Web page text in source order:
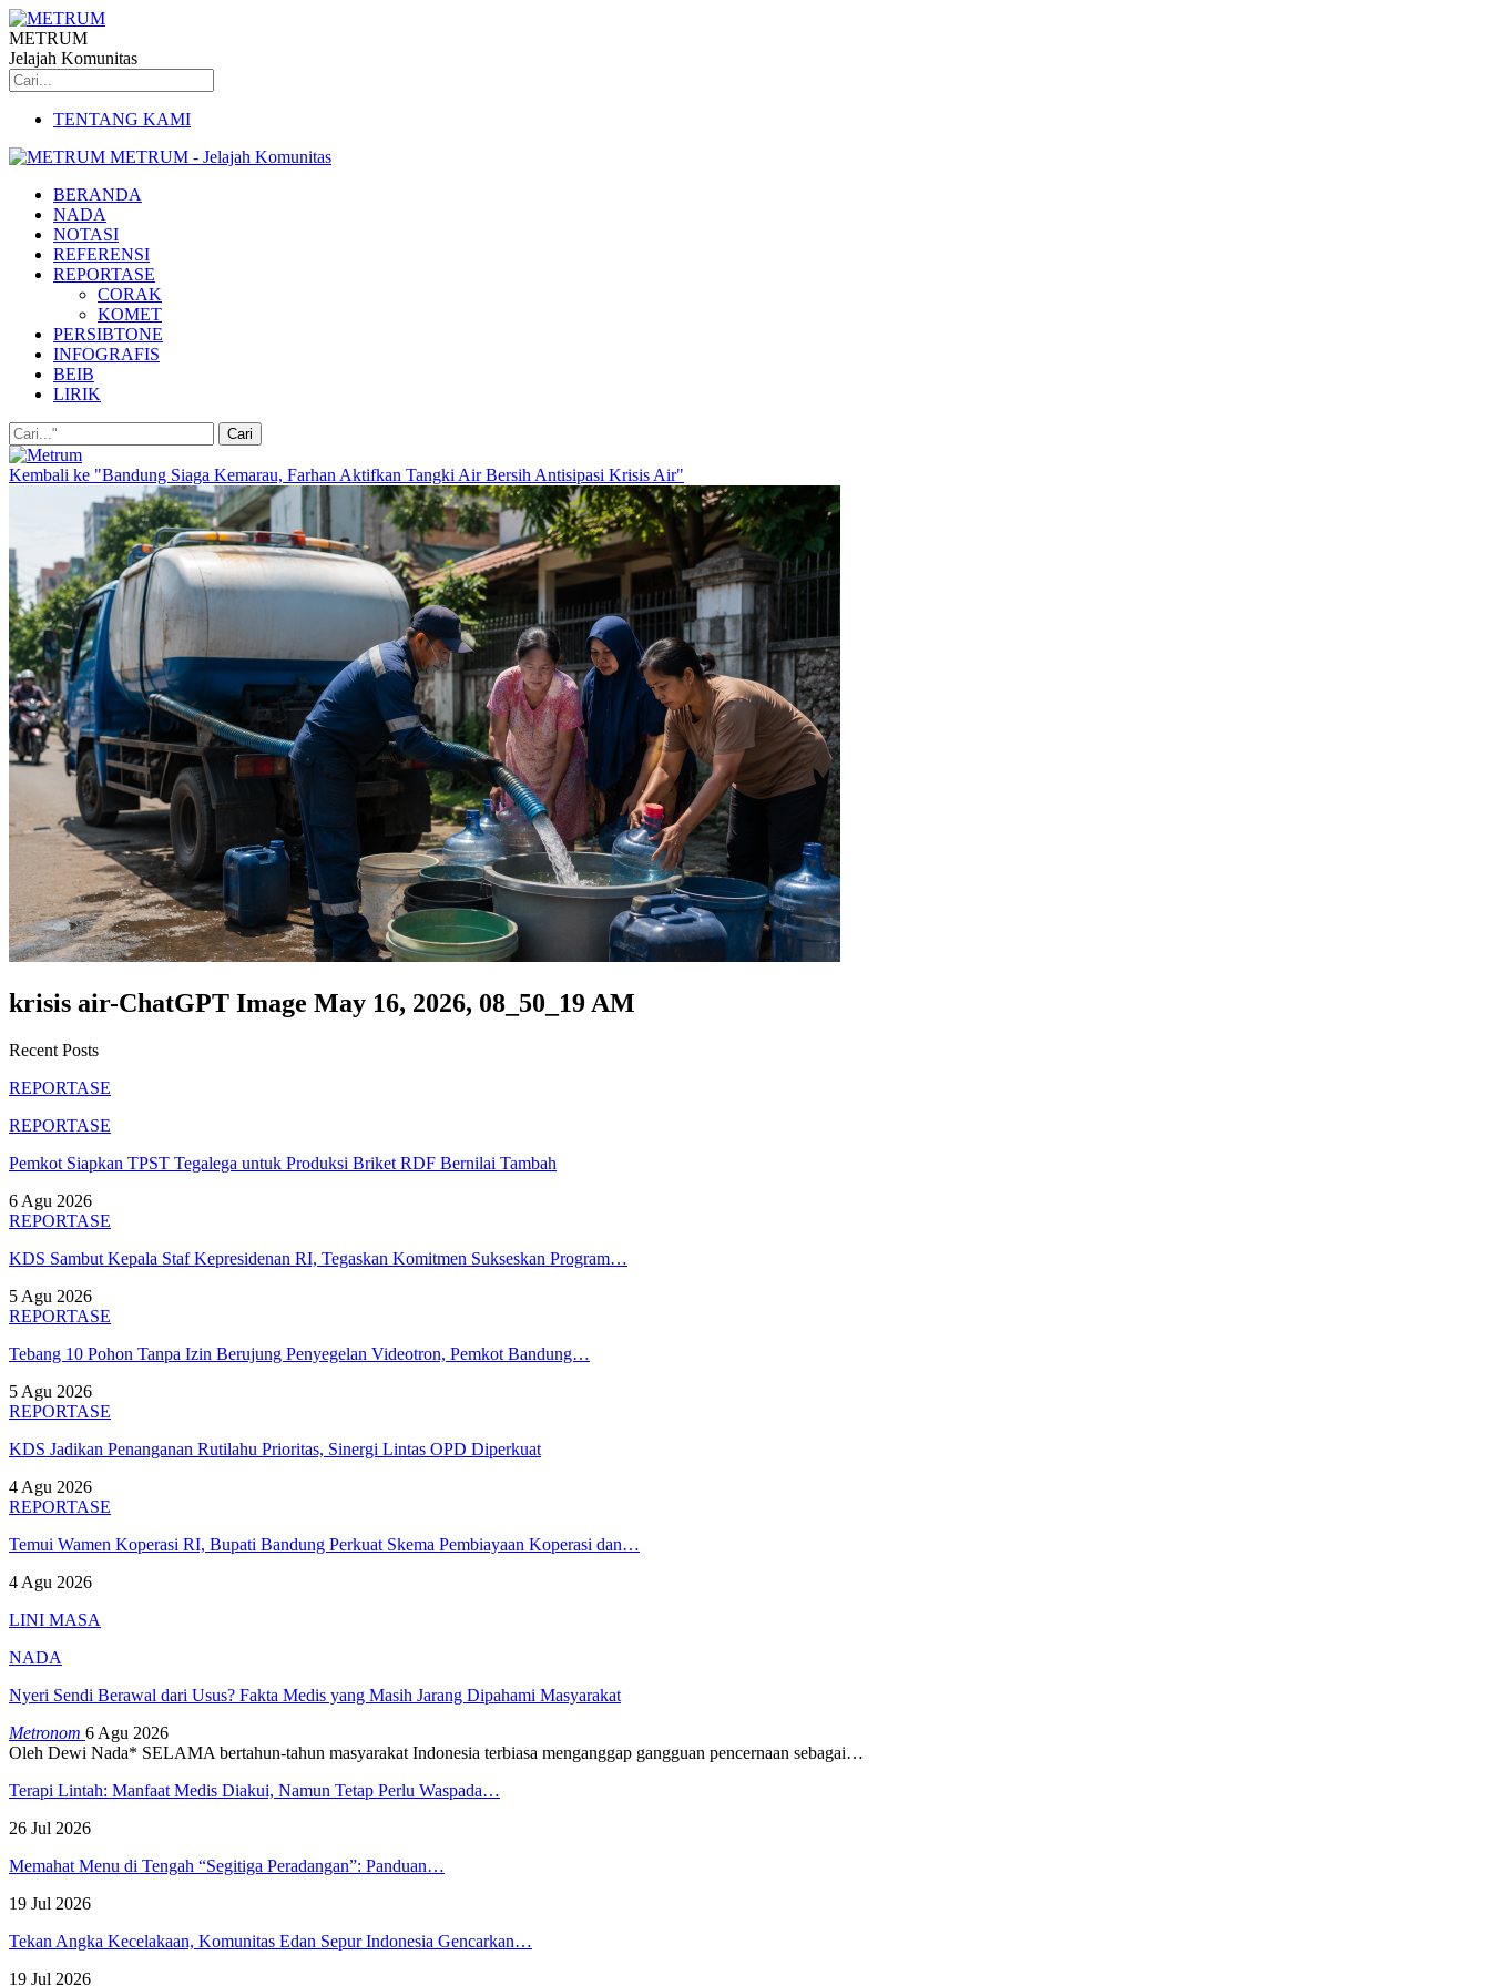
METRUM
Jelajah Komunitas
TENTANG KAMI
METRUM - Jelajah Komunitas
BERANDA
NADA
NOTASI
REFERENSI
REPORTASE
CORAK
KOMET
PERSIBTONE
INFOGRAFIS
BEIB
LIRIK
Kembali ke "Bandung Siaga Kemarau, Farhan Aktifkan Tangki Air Bersih Antisipasi Krisis Air"
krisis air-ChatGPT Image May 16, 2026, 08_50_19 AM
Recent Posts
REPORTASE
REPORTASE
Pemkot Siapkan TPST Tegalega untuk Produksi Briket RDF Bernilai Tambah
6 Agu 2026
REPORTASE
KDS Sambut Kepala Staf Kepresidenan RI, Tegaskan Komitmen Sukseskan Program…
5 Agu 2026
REPORTASE
Tebang 10 Pohon Tanpa Izin Berujung Penyegelan Videotron, Pemkot Bandung…
5 Agu 2026
REPORTASE
KDS Jadikan Penanganan Rutilahu Prioritas, Sinergi Lintas OPD Diperkuat
4 Agu 2026
REPORTASE
Temui Wamen Koperasi RI, Bupati Bandung Perkuat Skema Pembiayaan Koperasi dan…
4 Agu 2026
LINI MASA
NADA
Nyeri Sendi Berawal dari Usus? Fakta Medis yang Masih Jarang Dipahami Masyarakat
Metronom 6 Agu 2026
Oleh Dewi Nada* SELAMA bertahun-tahun masyarakat Indonesia terbiasa menganggap gangguan pencernaan sebagai…
Terapi Lintah: Manfaat Medis Diakui, Namun Tetap Perlu Waspada…
26 Jul 2026
Memahat Menu di Tengah “Segitiga Peradangan”: Panduan…
19 Jul 2026
Tekan Angka Kecelakaan, Komunitas Edan Sepur Indonesia Gencarkan…
19 Jul 2026